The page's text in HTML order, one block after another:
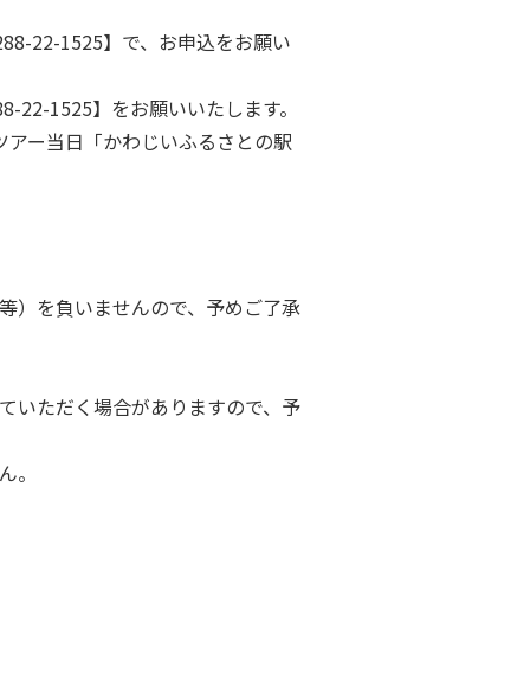
22-1525】で、お申込をお願い
1525】をお願いいたします。
ー当日「かわじいふるさとの駅
）を負いませんので、予めご了承
いただく場合がありますので、予
。